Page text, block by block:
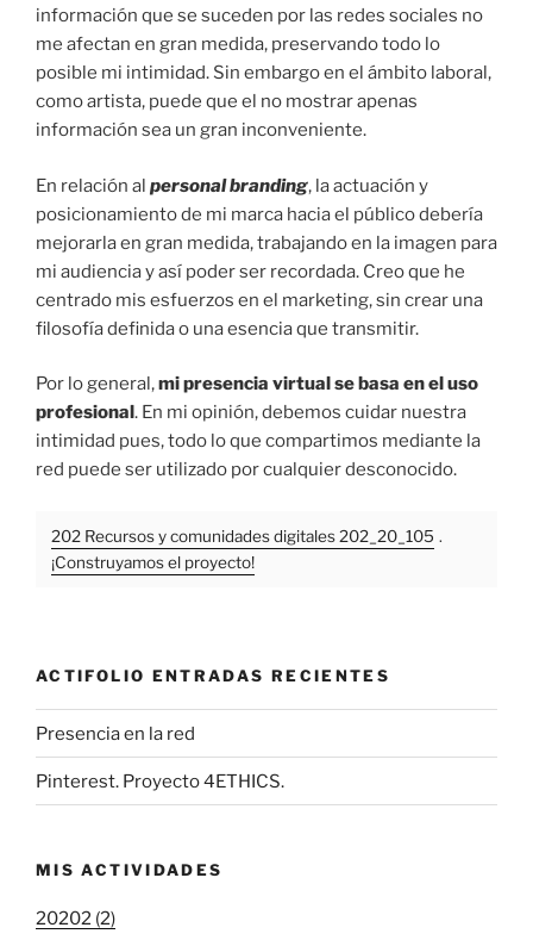
información que se suceden por las redes sociales no
me afectan en gran medida, preservando todo lo
posible mi intimidad. Sin embargo en el ámbito laboral,
como artista, puede que el no mostrar apenas
información sea un gran inconveniente.
En relación al personal branding, la actuación y
posicionamiento de mi marca hacia el público debería
mejorarla en gran medida, trabajando en la imagen para
mi audiencia y así poder ser recordada. Creo que he
centrado mis esfuerzos en el marketing, sin crear una
filosofía definida o una esencia que transmitir.
Por lo general,mi presencia virtual se basa en el uso
profesional . En mi opinión, debemos cuidar nuestra
intimidad pues, todo lo que compartimos mediante la
red puede ser utilizado por cualquier desconocido.
202 Recursos y comunidades digitales 202_20_105 .
¡Construyamos el proyecto!
ACTIFOLIO ENTRADAS RECIENTES
Presencia en la red
Pinterest. Proyecto 4ETHICS.
MIS ACTIVIDADES
20202 (2)